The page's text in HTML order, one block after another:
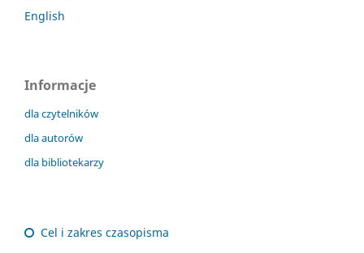
English
Informacje
dla czytelników
dla autorów
dla bibliotekarzy
Cel i zakres czasopisma